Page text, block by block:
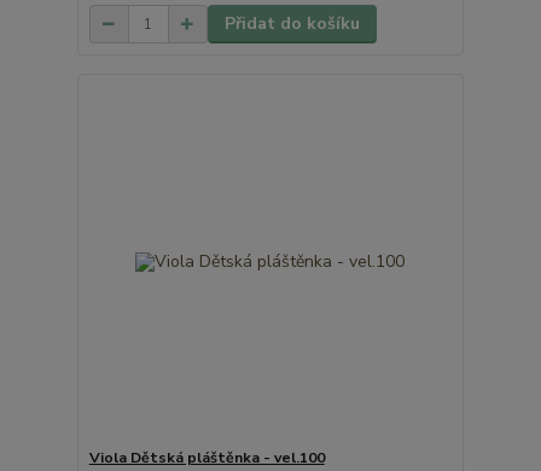
Přidat do košíku
Viola Dětská pláštěnka - vel.100